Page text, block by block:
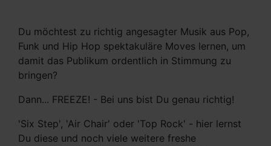
Du möchtest zu richtig angesagter Musik aus Pop,
Funk und Hip Hop spektakuläre Moves lernen, um
damit das Publikum ordentlich in Stimmung zu
bringen?
Dann... FREEZE! - Bei uns bist Du genau richtig!
'Six Step', 'Air Chair' oder 'Top Rock' - hier lernst
Du diese und noch viele weitere freshe